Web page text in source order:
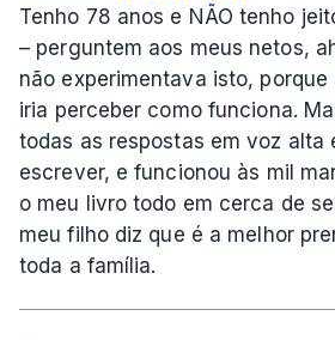
Tenho 78 anos e NÃO tenho
– perguntem aos meus netos,
não experimentava isto,
iria perceber como funciona.
todas as respostas em voz alta
escrever, e funcionou às mil
o meu livro todo em cerca de
meu filho diz que é a melhor
toda a família.